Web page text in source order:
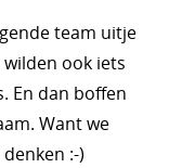
team uitje
ook iets
En dan boffen
Want we
:-)